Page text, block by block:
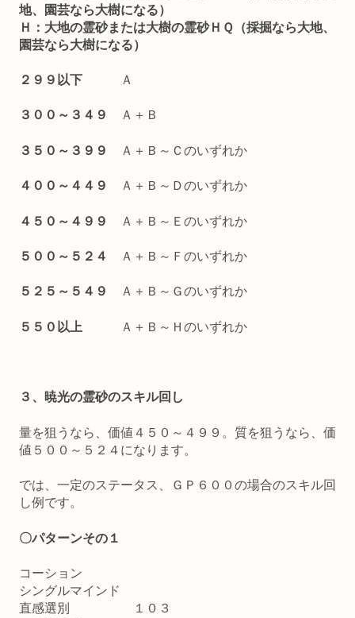
地、園芸なら大樹になる）
Ｈ：大地の霊砂または大樹の霊砂ＨＱ（採掘なら大地、
園芸なら大樹になる）
２９９以下 Ａ
３００～３４９ Ａ＋Ｂ
３５０～３９９ Ａ＋Ｂ～Ｃのいずれか
４００～４４９ Ａ＋Ｂ～Ｄのいずれか
４５０～４９９ Ａ＋Ｂ～Ｅのいずれか
５００～５２４ Ａ＋Ｂ～Ｆのいずれか
５２５～５４９ Ａ＋Ｂ～Ｇのいずれか
５５０以上 Ａ＋Ｂ～Ｈのいずれか
３、暁光の霊砂のスキル回し
量を狙うなら、価値４５０～４９９。質を狙うなら、価
値５００～５２４になります。
では、一定のステータス、ＧＰ６００の場合のスキル回
し例です。
〇パターンその１
コーション
シングルマインド
直感選別 １０３